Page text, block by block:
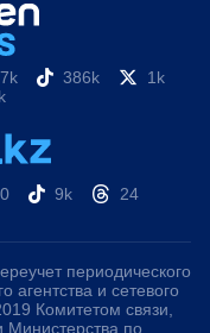
386k
1k
9k 24
периодического
агентства и сетевого
Комитетом связи,
по